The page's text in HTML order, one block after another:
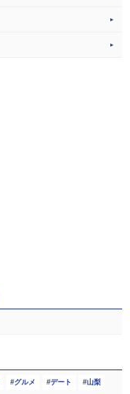
グルメ デート 山梨